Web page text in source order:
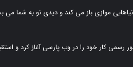
موازی باز می کند و دیدی نو به شما می
رسمی کار خود را در وب پارسی آغاز کرد و